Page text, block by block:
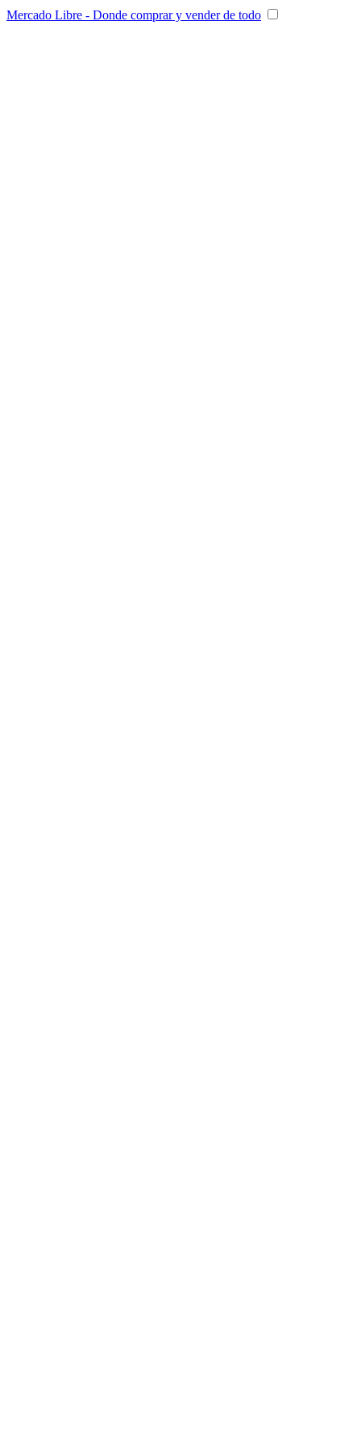
Mercado Libre - Donde comprar y vender de todo